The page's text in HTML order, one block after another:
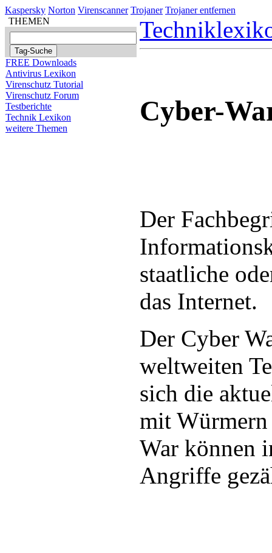
Kaspersky Norton Virenscanner Trojaner Trojaner entfernen
THEMEN
FREE Downloads
Antivirus Lexikon
Virenschutz Tutorial
Virenschutz Forum
Testberichte
Technik Lexikon
weitere Themen
Cyber-
Der
staatliche
das Internet.
Der Cyber
weltweiten
sich die
mit
War können
Angriffe